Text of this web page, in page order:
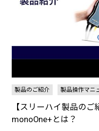
製品のご紹介 製品操作マニ
【スリーハイ製品の
monoOne+とは？